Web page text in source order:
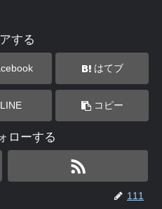
する
はてブ
LINE コピー
ローする
111